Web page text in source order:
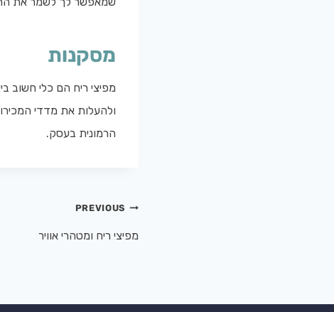
מסקנות
מפיצי ריח הם כלי חשוב
ולהעלות את מדדי
הרמונית בעסק.
PREVIOUS
מפיצי ריח ומטהרי אוויר